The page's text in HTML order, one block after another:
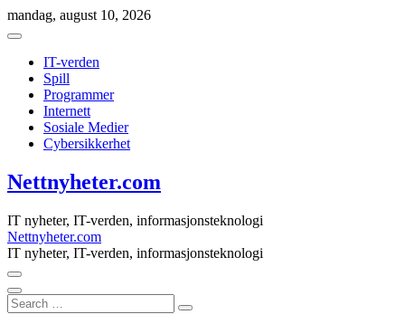
Skip
to
mandag, august 10, 2026
IT-verden
Spill
Programmer
Internett
Sosiale Medier
Cybersikkerhet
Nettnyheter.com
IT nyheter, IT-verden, informasjonsteknologi
Nettnyheter.com
IT nyheter, IT-verden, informasjonsteknologi
Search
…